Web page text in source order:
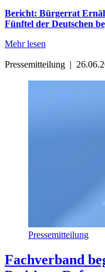
Bericht: Bürgerrat
Fünftel der Deutschen
Mehr lesen
Pressemitteilung |
Pressemitteilung
Fachverband